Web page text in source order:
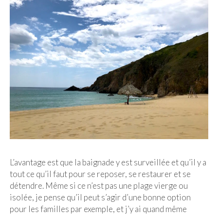
L’avantage est que la baignade y est surveillée et qu’il y a
tout ce qu’il faut pour se reposer, se restaurer et se
détendre. Même si ce n’est pas une plage vierge ou
isolée, je pense qu’il peut s’agir d’une bonne option
pour les familles par exemple, et j’y ai quand même